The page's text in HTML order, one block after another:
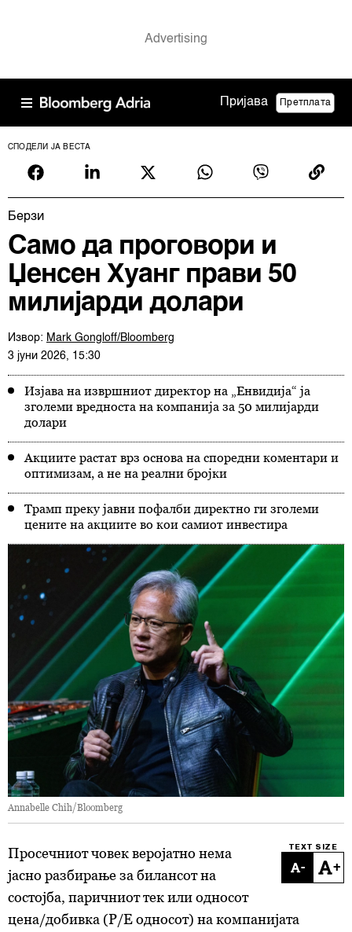
Пријава Претплата
СПОДЕЛИ ЈА ВЕСТА
Берзи
Само да проговори и
Џенсен Хуанг прави 50
милијарди долари
Извор: Mark Gongloff/Bloomberg
3 јуни 2026, 15:30
Изјава на извршниот директор на „Енвидија“ ја
зголеми вредноста на компанија за 50 милијарди
долари
Акциите растат врз основа на споредни коментари и
оптимизам, а не на реални бројки
Трамп преку јавни пофалби директно ги зголеми
цените на акциите во кои самиот инвестира
Annabelle Chih/Bloomberg
TEXT SIZE
- +
Просечниот човек веројатно нема
јасно разбирање за билансот на
состојба, паричниот тек или односот
цена/добивка (P/E односот) на компанијата